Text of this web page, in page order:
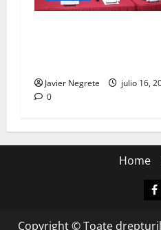
Javier Negrete
julio 16,
0
Home
Copyright © Toate